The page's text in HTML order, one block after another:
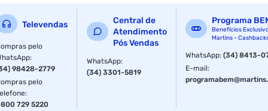
Televendas
pelo
:
98428-2779
pelo
:
729 5220
Central de
Atendimento
Pós Vendas
WhatsApp:
(34) 3301-5819
Programa
Benefícios
Martins -
WhatsApp:(34) 8413-
E-mail: